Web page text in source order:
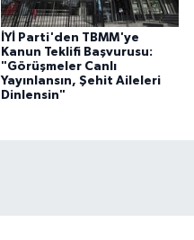
İYİ Parti'den TBMM'ye
Kanun Teklifi Başvurusu:
"Görüşmeler Canlı
Yayınlansın, Şehit Aileleri
Dinlensin"